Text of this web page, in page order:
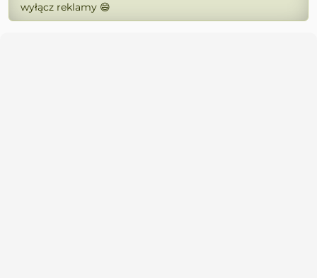
wyłącz reklamy 😄